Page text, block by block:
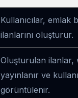
Kullanıcılar, emlak
ilanlarını oluşturur.
Oluşturulan ilanlar,
yayınlanır ve
görüntülenir.